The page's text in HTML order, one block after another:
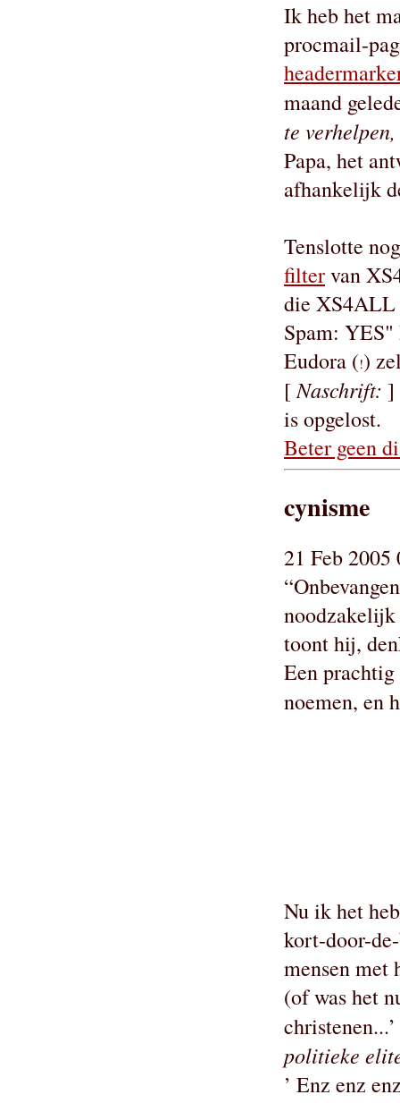
Ik heb het
procmail-
maand
te
Papa, het
afhankelijk
Tenslotte
filtervan
die
Spam:
Eudora (!)
[Naschrift: ]
is opgelost.
Beter geen
cynisme
21 Feb 2005
toont hij,
Een
noemen, en
Nu ik het
kort-door-
mensen met
(of was het
politieke
’ Enz enz